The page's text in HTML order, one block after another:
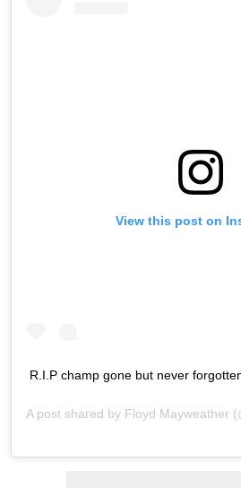
View this post on
R.I.P champ gone but never
A post shared by Floyd Mayweather